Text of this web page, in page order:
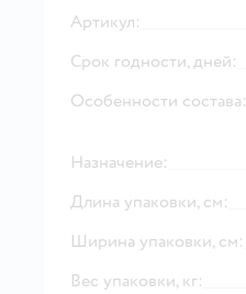
Артикул:
Срок годности, дней:
Особенности состава:
Назначение:
Длина упаковки, см:
Ширина упаковки, см:
Вес упаковки, кг: